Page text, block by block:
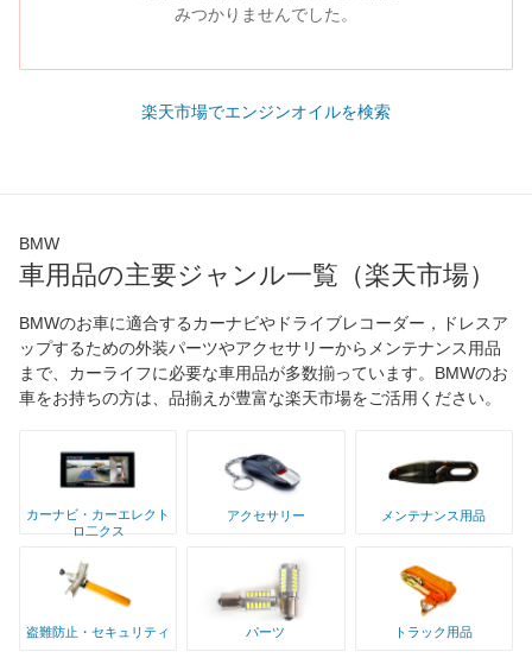
みつかりませんでした。
楽天市場でエンジンオイルを検索
BMW
車用品の主要ジャンル一覧（楽天市場）
BMWのお車に適合するカーナビやドライブレコーダー，ドレスア
ップするための外装パーツやアクセサリーからメンテナンス用品
まで、カーライフに必要な車用品が多数揃っています。BMWのお
車をお持ちの方は、品揃えが豊富な楽天市場をご活用ください。
カーナビ・カーエレクト
ロ二クス
アクセサリー メンテナンス用品
盗難防止・セキュリティ パーツ トラック用品